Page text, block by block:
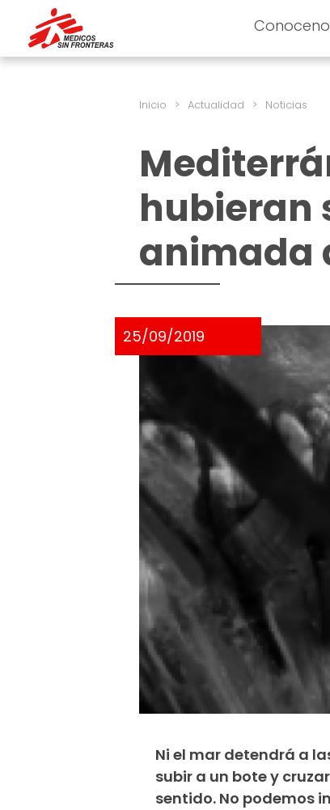
Inicio > Actualidad > Noticias
hubieran
animada
25/09/2019
Ni el mar detendrá a
subir a un bote y
sentido. No podemos